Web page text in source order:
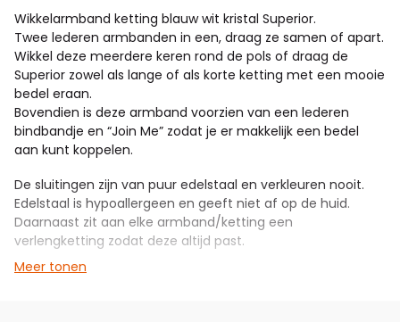
Wikkelarmband ketting blauw wit kristal Superior.
Twee lederen armbanden in een, draag ze samen of apart.
Wikkel deze meerdere keren rond de pols of draag de
Superior zowel als lange of als korte ketting met een mooie
bedel eraan.
Bovendien is deze armband voorzien van een lederen
bindbandje en “Join Me” zodat je er makkelijk een bedel
aan kunt koppelen.
De sluitingen zijn van puur edelstaal en verkleuren nooit.
Edelstaal is hypoallergeen en geeft niet af op de huid.
Daarnaast zit aan elke armband/ketting een
verlengketting zodat deze altijd past.
Deze armband bestaat uit twee delen, beide met een
Meer tonen